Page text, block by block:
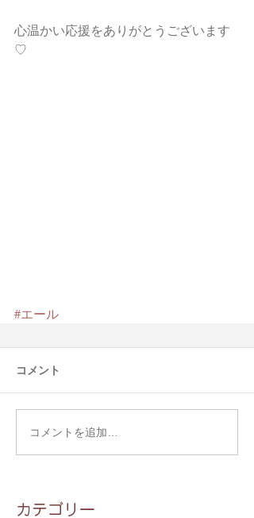
心温かい応援をありがとうございます
♡
#エール
コメント
コメントを追加…
​カテゴリー